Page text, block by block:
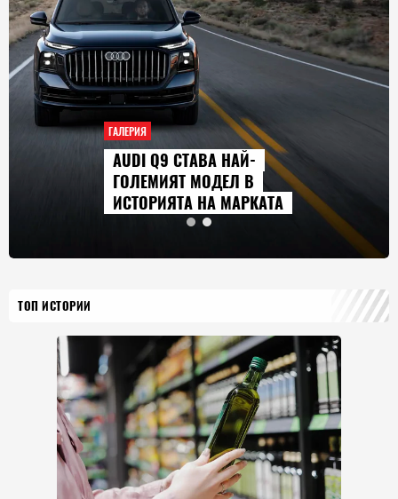
ГАЛЕРИЯ
СЕРИАЛИТЕ, КОИТО ЩЕ
ГЛЕДАМЕ ПРЕЗ АВГУСТ
2026 Г.
ТОП ИСТОРИИ